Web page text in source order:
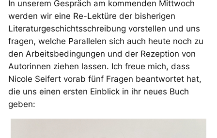
In unserem Gespräch am kommenden Mittwoch
werden wir eine Re-Lektüre der bisherigen
Literaturgeschichtsschreibung vorstellen und uns
fragen, welche Parallelen sich auch heute noch zu
den Arbeitsbedingungen und der Rezeption von
Autorinnen ziehen lassen. Ich freue mich, dass
Nicole Seifert vorab fünf Fragen beantwortet hat,
die uns einen ersten Einblick in ihr neues Buch
geben: